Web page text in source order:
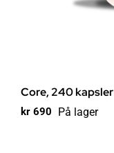
Core, 240 kapsler
kr 690 På lager